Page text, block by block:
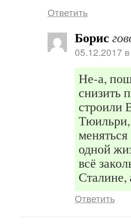
Ответить
Борис
05.12.2017
Не-а,
снизить
строили
одной
всё
Ответить